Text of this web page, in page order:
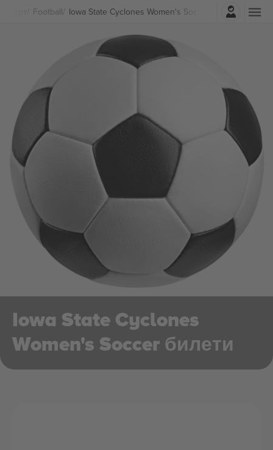
Football Iowa State Cyclones Women's Soccer Билети
Најави се
Iowa State Cyclones
Women's Soccer билети